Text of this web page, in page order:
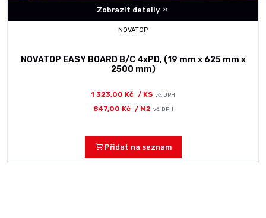
Zobrazit detaily
NOVATOP
NOVATOP EASY BOARD B/C 4xPD, (19 mm x 625 mm x
2500 mm)
1 323,00 Kč / KS vč. DPH
847,00 Kč / M2 vč. DPH
Přidat na seznam